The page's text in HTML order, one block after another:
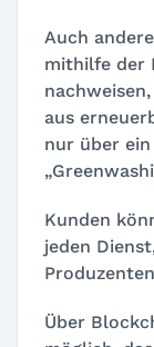
Auch
mithilfe der
aus
nur über
Kunden
jeden
Über